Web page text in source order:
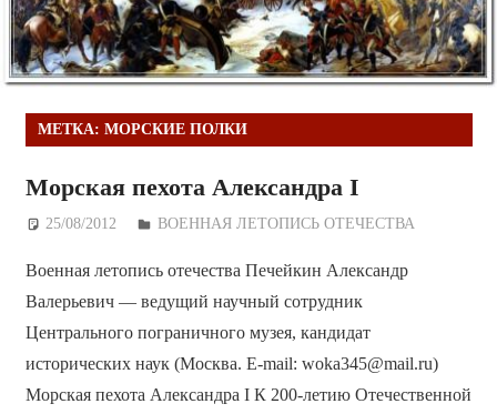
МЕТКА: МОРСКИЕ ПОЛКИ
Морская пехота Александра I
25/08/2012 Дежурный по Редакции
ВОЕННАЯ ЛЕТОПИСЬ ОТЕЧЕСТВА
Военная летопись отечества Печейкин Александр
Валерьевич — ведущий научный сотрудник
Центрального пограничного музея, кандидат
исторических наук (Москва. E-mail: woka345@mail.ru)
Морская пехота Александра I К 200-летию Отечественной